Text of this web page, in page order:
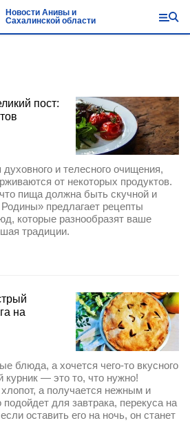
Новости Анивы и
Сахалинской области
пост:
и телесного очищения,
от некоторых продуктов.
пища должна быть скучной и
предлагает рецепты
которые разнообразят ваше
традиции.
на
блюда, а хочется чего-то вкусного
— это то, что нужно!
а получается нежным и
для завтрака, перекуса на
оставить его на ночь, он станет